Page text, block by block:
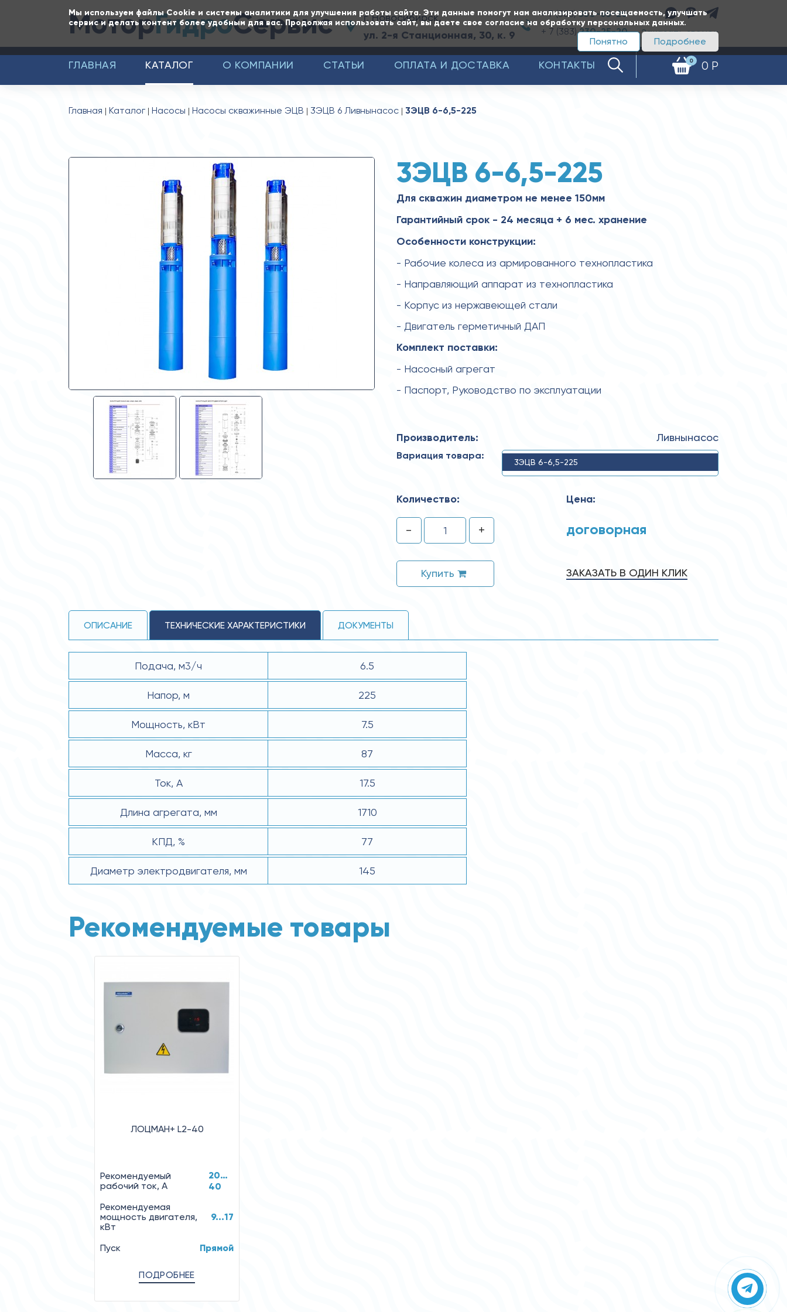
Мы используем файлы Cookie и системы аналитики для улучшения работы сайта. Эти данные помогут нам анализировать посещаемость, улучшать
сервис и делать контент более удобным для вас. Продолжая использовать сайт, вы даете свое согласие на обработку персональных данных.
Подробнее
Понятно
МоторГидроСервис г. Новосибирск,
ул. 2-я Станционная, 30, к. 9
+ 7 (383)350-65-20
+ 7 (383)230-25-20 Заказать звонок
0 0 Р
ГЛАВНАЯ КАТАЛОГ О КОМПАНИИ СТАТЬИ ОПЛАТА И ДОСТАВКА КОНТАКТЫ
Главная Каталог Насосы Насосы скважинные ЭЦВ 3ЭЦВ 6 Ливнынасос 3ЭЦВ 6-6,5-225
3ЭЦВ 6-6,5-225
Для скважин диаметром не менее 150мм
Гарантийный срок - 24 месяца + 6 мес. хранение
Особенности конструкции:
- Рабочие колеса из армированного технопластика
- Направляющий аппарат из технопластика
- Корпус из нержавеющей стали
- Двигатель герметичный ДАП
Комплект поставки:
- Насосный агрегат
- Паспорт, Руководство по эксплуатации
Производитель: Ливнынасос
Вариация товара:
3ЭЦВ 6-6,5-225
Количество:
- +
Купить
Цена:
договорная
ЗАКАЗАТЬ В ОДИН КЛИК
ОПИСАНИЕ ТЕХНИЧЕСКИЕ ХАРАКТЕРИСТИКИ ДОКУМЕНТЫ
Подача, м3/ч 6.5
Напор, м 225
Мощность, кВт 7.5
Масса, кг 87
Ток, А 17.5
Длина агрегата, мм 1710
КПД, % 77
Диаметр электродвигателя, мм 145
Рекомендуемые товары
ЛОЦМАН+ L2-40
Рекомендуемый
рабочий ток, А
20…
40
Рекомендуемая
мощность двигателя,
кВт
9...17
Пуск Прямой
ПОДРОБНЕЕ